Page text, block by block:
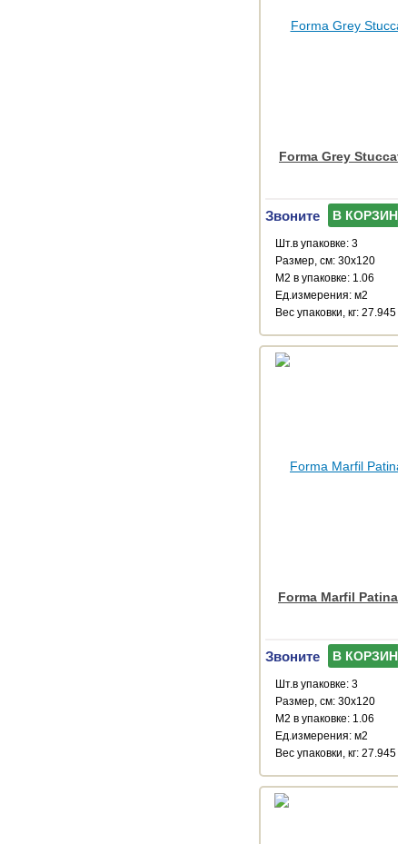
Forma Grey
Звоните В КОРЗИНУ
Шт.в упаковке: 3
Размер, см: 30x120
М2 в упаковке: 1.06
Ед.измерения: м2
Веc упаковки, кг: 27.945
Forma Marfil
Звоните В КОРЗИНУ
Шт.в упаковке: 3
Размер, см: 30x120
М2 в упаковке: 1.06
Ед.измерения: м2
Веc упаковки, кг: 27.945